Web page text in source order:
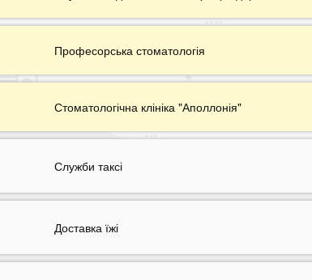
Професорська стоматологія
Стоматологічна клініка "Аполлонія"
Служби таксі
Доставка їжі